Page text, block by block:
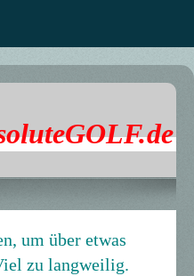
um über etwas
zu langweilig.